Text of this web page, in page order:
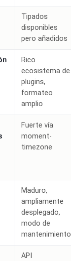
Tipados
disponibles
pero añadidos
Rico
ecosistema de
plugins,
formateo
amplio
Fuerte vía
moment-
timezone
Maduro,
ampliamente
desplegado,
modo de
mantenimiento
API